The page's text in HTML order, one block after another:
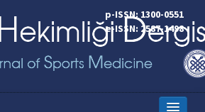
p-ISSN: 1300-0551
e-ISSN: 2587-1498